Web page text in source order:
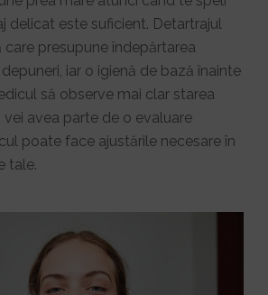
delicat este suficient. Detartrajul
presupune îndepărtarea
iar o igienă de bază înainte
să observe mai clar starea
vei avea parte de o evaluare
poate face ajustările necesare în
tale.